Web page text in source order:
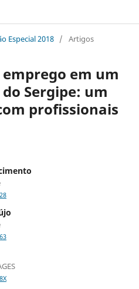
Especial 2018 / Artigos
em um
Sergipe: um
profissionais